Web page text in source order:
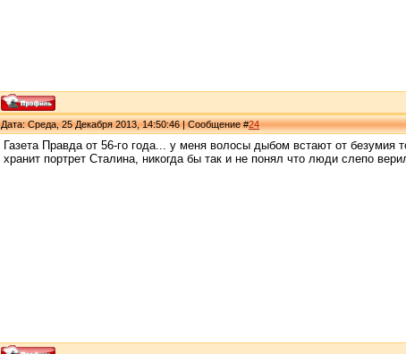
Дата: Среда, 25 Декабря 2013, 14:50:46 | Сообщение #24
Газета Правда от 56-го года... у меня волосы дыбом встают от
хранит портрет Сталина, никогда бы так и не понял что люди слепо